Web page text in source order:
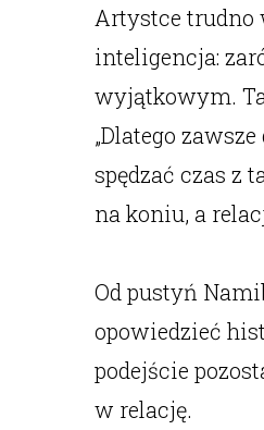
Artystce trudno
inteligencja:
wyjątkowym.
„Dlatego
spędzać czas z
na koniu, a
Od pustyń
opowiedzieć
podejście
w relację.